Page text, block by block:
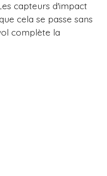
capteurs d'impact
cela se passe sans
complète la